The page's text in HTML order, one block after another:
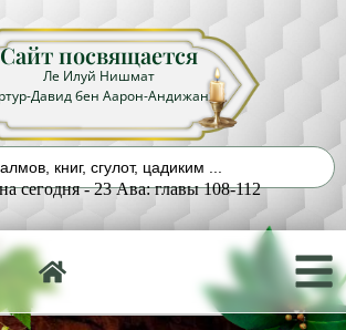
Сайт посвящается
Ле Илуй Нишмат
Давид бен Аарон-Андижан
сегодня - 23 Ава: главы 108-112